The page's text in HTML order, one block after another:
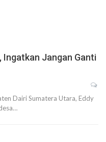
Ingatkan Jangan Ganti
Dairi Sumatera Utara, Eddy